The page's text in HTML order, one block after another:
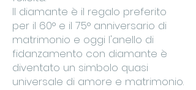
Il diamante è il regalo preferito
per il 60° e il 75° anniversario di
matrimonio e oggi l'anello di
fidanzamento con diamante è
diventato un simbolo quasi
universale di amore e matrimonio.